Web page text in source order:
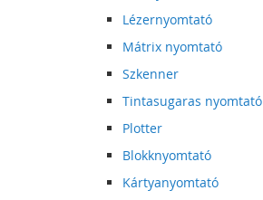
Lézernyomtató
Mátrix nyomtató
Szkenner
Tintasugaras nyomtató
Plotter
Blokknyomtató
Kártyanyomtató